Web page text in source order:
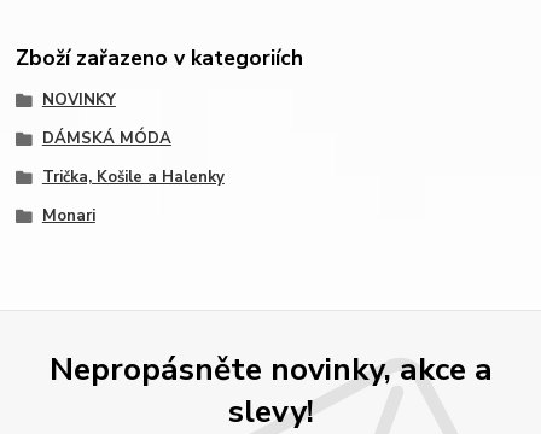
Zboží zařazeno v kategoriích
NOVINKY
DÁMSKÁ MÓDA
Trička, Košile a Halenky
Monari
Nepropásněte novinky, akce a
slevy!